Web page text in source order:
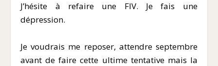
J’hésite à refaire une FIV. Je fais une
dépression.
Je voudrais me reposer, attendre septembre
avant de faire cette ultime tentative mais la